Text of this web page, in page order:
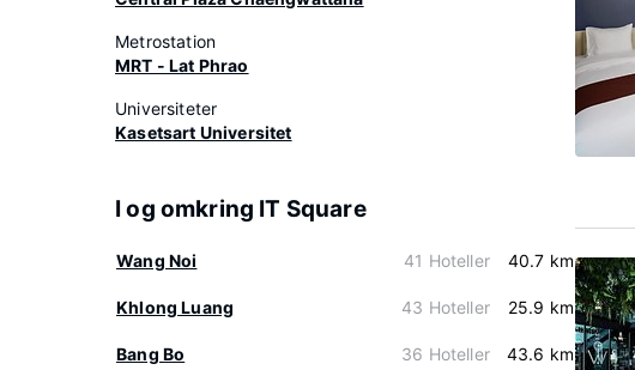
Metrostation
MRT - Lat Phrao
Universiteter
Kasetsart Universitet
I og omkring IT Square
Wang Noi 41 Hoteller 40.7 km
Khlong Luang 43 Hoteller 25.9 km
Bang Bo 36 Hoteller 43.6 km